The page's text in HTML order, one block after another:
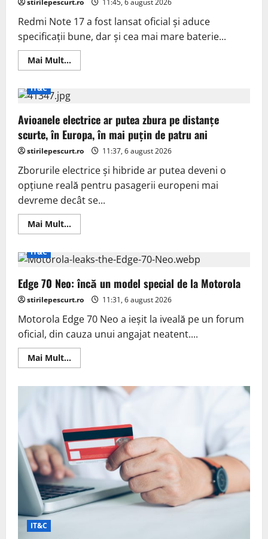
efecte
stirilepescurt.ro 11:45, 6 august 2026
Redmi Note 17 a fost lansat oficial și aduce
specificații bune, dar și cea mai mare baterie...
Mai Mult...Read
more
cea
mai
mare
baterie
din
de
până
acum
IT&C
Avioanele electrice ar putea zbura pe distanțe
scurte, în Europa, în mai puțin de patru ani
stirilepescurt.ro 11:37, 6 august 2026
Zborurile electrice și hibride ar putea deveni o
opțiune reală pentru pasagerii europeni mai
devreme decât se...
Mai Mult...Read
more
electrice
ar
zbura
pe
distanțe
scurte,
în
Europa,
în
mai
puțin
de
patru
IT&C
Edge 70 Neo: încă un model special de la Motorola
stirilepescurt.ro 11:31, 6 august 2026
Motorola Edge 70 Neo a ieșit la iveală pe un forum
oficial, din cauza unui angajat neatent....
Mai Mult...Read
more
70
model
special
de
la
Motorola
IT&C